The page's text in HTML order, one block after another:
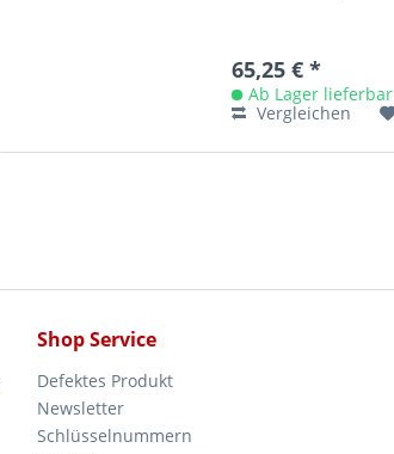
65,25 € *
Ab Lager lieferbar
Vergleichen
Shop Service
Defektes Produkt
Newsletter
Schlüsselnummern